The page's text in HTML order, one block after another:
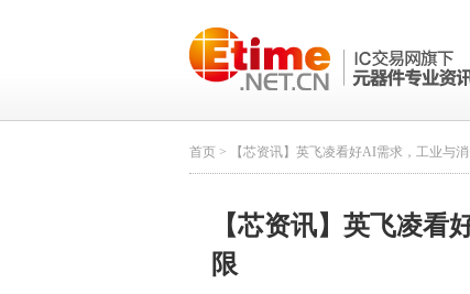
首页 > 【芯资讯】英飞凌看好AI需求，工业与
【芯资讯】英飞凌看
限